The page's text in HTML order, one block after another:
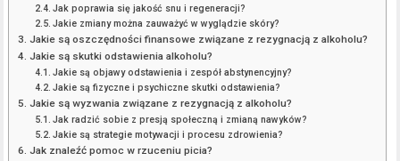
Jak poprawia się jakość snu i regeneracji?
Jakie zmiany można zauważyć w wyglądzie skóry?
Jakie są oszczędności finansowe związane z rezygnacją z alkoholu?
Jakie są skutki odstawienia alkoholu?
Jakie są objawy odstawienia i zespół abstynencyjny?
Jakie są fizyczne i psychiczne skutki odstawienia?
Jakie są wyzwania związane z rezygnacją z alkoholu?
Jak radzić sobie z presją społeczną i zmianą nawyków?
Jakie są strategie motywacji i procesu zdrowienia?
Jak znaleźć pomoc w rzuceniu picia?